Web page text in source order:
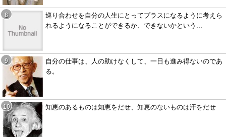
巡り合わせを自分の人生にとってプラスになるように考えら
れるようになることができるか、できないかという...
自分の仕事は、人の助けなくして、一日も進み得ないのであ
る。
知恵のあるものは知恵をだせ、知恵のないものは汗をだせ